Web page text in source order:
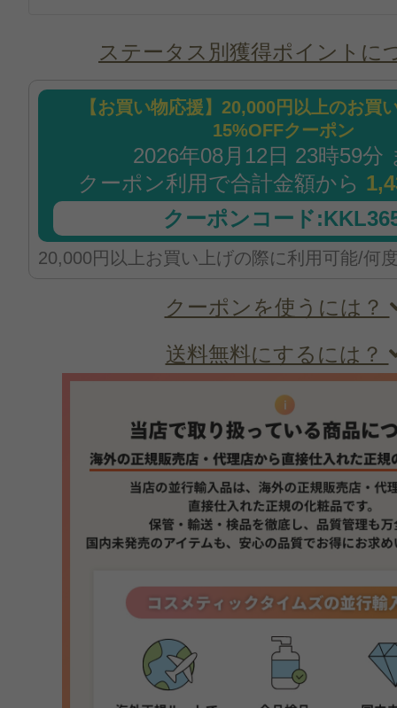
ステータス別獲得ポイントに
【お買い物応援】20,000円以上のお買
15%OFFクーポン
2026年08月12日 23時59分
クーポン利用で合計金額から
クーポンコード
20,000円以上お買い上げの際に利用可能/何
クーポンを使うには？
送料無料にするには？